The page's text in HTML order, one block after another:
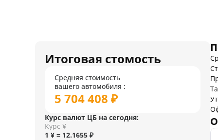
Итоговая стомость
Средняя стоимость
вашего автомобиля :
5 704 408 ₽
Курс валют ЦБ на сегодня:
Курс ¥
1 ¥ = 12.1655 ₽